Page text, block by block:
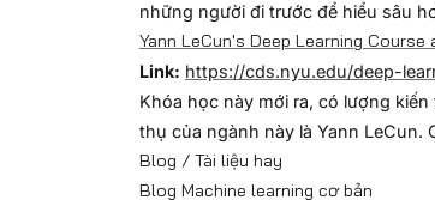
những người đi trước để hiểu sâu
Yann LeCun's Deep Learning Course
Link: https://cds.nyu.edu/deep-
Khóa học này mới ra, có lượng
thụ của ngành này là Yann LeCun.
Blog / Tài liệu hay
Blog Machine learning cơ bản